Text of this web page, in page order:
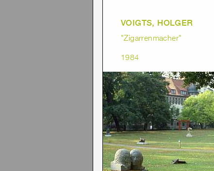
VOIGTS, HOLGER
"Zigarrenmacher"
1984